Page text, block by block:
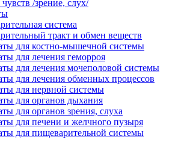
/зрение, слух/
система
тракт и обмен веществ
для костно-мышечной системы
для лечения геморроя
для лечения мочеполовой системы
для лечения обменных процессов
для нервной системы
для органов дыхания
для органов зрения, слуха
для печени и желчного пузыря
для пищеварительной системы